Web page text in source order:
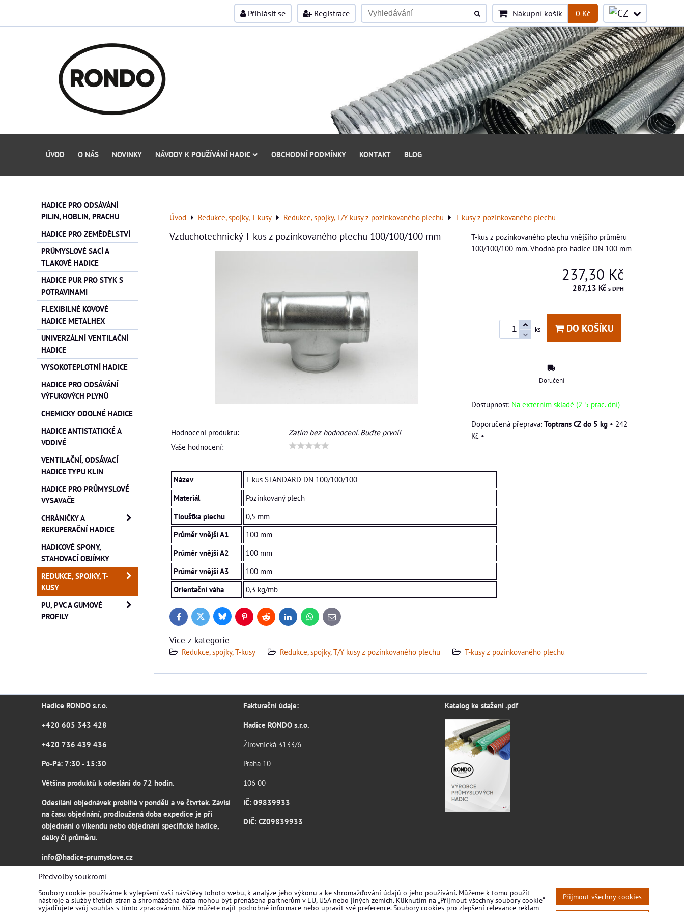
Přihlásit se Registrace Nákupní košík 0 Kč
ÚVOD O NÁS NOVINKY NÁVODY K POUŽÍVÁNÍ HADIC OBCHODNÍ PODMÍNKY KONTAKT BLOG
Úvod Redukce, spojky, T-kusy Redukce, spojky, T/Y kusy z pozinkovaného plechu T-kusy z pozinkovaného plechu
Vzduchotechnický T-kus z pozinkovaného plechu 100/100/100 mm
Hodnocení produktu:
Zatím bez hodnocení. Buďte první!
Vaše hodnocení:
T-kus z pozinkovaného plechu vnějšího průměru
100/100/100 mm. Vhodná pro hadice DN 100 mm
237,30 Kč
287,13 Kč s DPH
ks DO KOŠÍKU
Doručení
Dostupnost: Na externím skladě (2-5 prac. dní)
Toptrans CZ do 5 kg • 242
Kč •
Název
T-kus STANDARD DN 100/100/100
Materiál
Pozinkovaný plech
Tloušťka plechu
0,5 mm
Průměr vnější A1
100 mm
Průměr vnější A2
100 mm
Průměr vnější A3
100 mm
Orientační váha
0,3 kg/mb
FacebookTwitter BlueskyPinterestReddit LinkedInWhatsApp
E-
mail
Více z kategorie
Redukce, spojky, T-kusy Redukce, spojky, T/Y kusy z pozinkovaného plechu T-kusy z pozinkovaného plechu
HADICE PRO ODSÁVÁNÍ
PILIN, HOBLIN, PRACHU
HADICE PRO ZEMĚDĚLSTVÍ
PRŮMYSLOVÉ SACÍ A
TLAKOVÉ HADICE
HADICE PUR PRO STYK S
POTRAVINAMI
FLEXIBILNÉ KOVOVÉ
HADICE METALHEX
UNIVERZÁLNÍ VENTILAČNÍ
HADICE
VYSOKOTEPLOTNÍ HADICE
HADICE PRO ODSÁVÁNÍ
VÝFUKOVÝCH PLYNŮ
CHEMICKY ODOLNÉ HADICE
HADICE ANTISTATICKÉ A
VODIVÉ
VENTILAČNÍ, ODSÁVACÍ
HADICE TYPU KLIN
HADICE PRO PRŮMYSLOVÉ
VYSAVAČE
CHRÁNIČKY A
REKUPERAČNÍ HADICE
HADICOVÉ SPONY,
STAHOVACÍ OBJÍMKY
REDUKCE, SPOJKY, T-
KUSY
PU, PVC A GUMOVÉ
PROFILY
Hadice RONDO s.r.o.
+420 605 343 428
+420 736 439 436
Po-Pá: 7:30 - 15:30
Většina produktů k odesláni do 72 hodin.
Odesílání objednávek probíhá v pondělí a ve čtvrtek. Závisí
na času objednání, prodloužená doba expedice je při
objednání o víkendu nebo objednání specifické hadice,
délky či průměru.
info@hadice-prumyslove.cz
www.hadice-prumyslove.cz
Fakturační údaje:
Hadice RONDO s.r.o.
Žirovnická 3133/6
Praha 10
106 00
IČ: 09839933
DIČ: CZ09839933
Katalog ke stažení .pdf
Předvolby soukromí
Soubory cookie používáme k vylepšení vaší návštěvy tohoto webu, k analýze jeho výkonu a ke shromažďování údajů o jeho používání. Můžeme k tomu použít
nástroje a služby třetích stran a shromážděná data mohou být přenášena partnerům v EU, USA nebo jiných zemích. Kliknutím na „Přijmout všechny soubory cookie“
vyjadřujete svůj souhlas s tímto zpracováním. Níže můžete najít podrobné informace nebo upravit své preference. Soubory cookies pro zlepšení relevance reklam
Přijmout všechny cookies